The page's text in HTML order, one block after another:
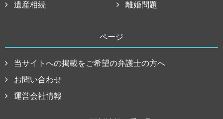
遺産相続 離婚問題
ページ
当サイトへの掲載をご希望の弁護士の方へ
お問い合わせ
運営会社情報